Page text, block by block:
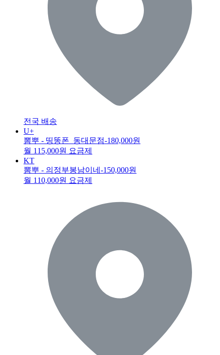
전국 배송
U+
뽐뿌 - 띵똥폰_동대문점-180,000원
월 115,000원 요금제
KT
뽐뿌 - 의정부봉남이네 -150,000원
월 110,000원 요금제